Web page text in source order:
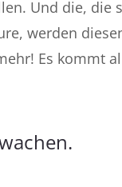
Und die, die
werden
Es kommt